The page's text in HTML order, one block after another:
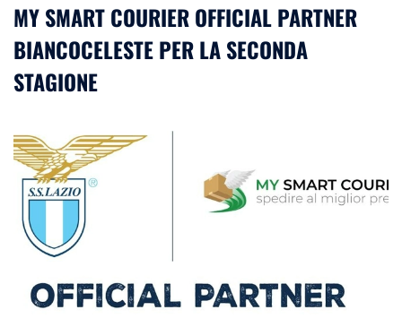
MY SMART COURIER OFFICIAL PARTNER
BIANCOCELESTE PER LA SECONDA
STAGIONE